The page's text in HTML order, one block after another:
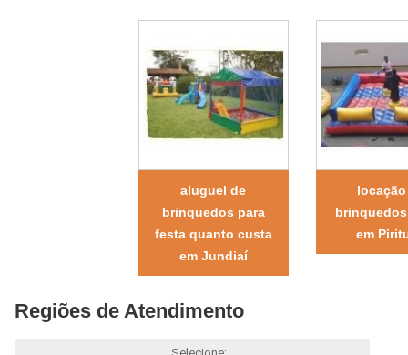
aluguel de
brinquedos para
festa quanto custa
em Jundiaí
em
Regiões de Atendimento